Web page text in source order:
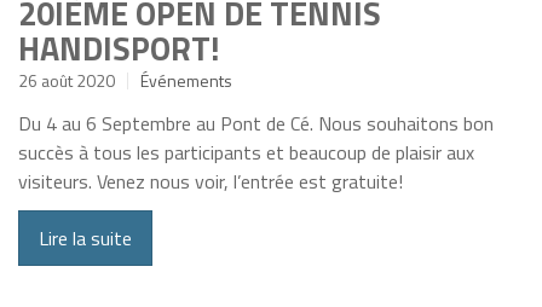
20IÈME OPEN DE TENNIS
HANDISPORT!
26 août 2020 Événements
Du 4 au 6 Septembre au Pont de Cé. Nous souhaitons bon
succès à tous les participants et beaucoup de plaisir aux
visiteurs. Venez nous voir, l’entrée est gratuite!
Lire la suite